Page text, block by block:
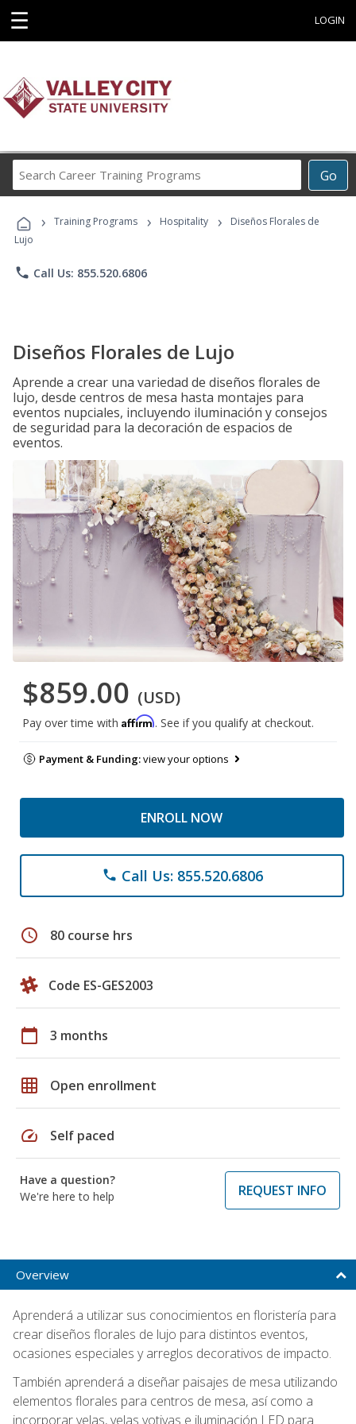
☰ LOGIN
Go
Career
Programs
› Training Programs › Hospitality ›
Diseños Florales de
Lujo
phone Call Us: 855.520.6806
Diseños Florales de Lujo
Aprende a crear una variedad de diseños florales de
lujo, desde centros de mesa hasta montajes para
eventos nupciales, incluyendo iluminación y consejos
de seguridad para la decoración de espacios de
eventos.
$859.00 (USD)
Pay over time with Affirm. See if you qualify at checkout.
Payment & Funding:view your options
ENROLL NOW
phone Call Us: 855.520.6806
schedule 80 course hrs
Code ES-GES2003
calendar_today 3 months
grid_on Open enrollment
speed Self paced
Have a question?
We're here to help
REQUEST INFO
Overview
Aprenderá a utilizar sus conocimientos en floristería para
crear diseños florales de lujo para distintos eventos,
ocasiones especiales y arreglos decorativos de impacto.
También aprenderá a diseñar paisajes de mesa utilizando
elementos florales para centros de mesa, así como a
incorporar velas, velas votivas e iluminación LED para